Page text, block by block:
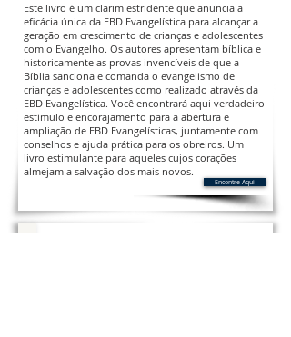
Este livro é um clarim estridente que anuncia a
eficácia única da EBD Evangelística para alcançar a
geração em crescimento de crianças e adolescentes
com o Evangelho. Os autores apresentam bíblica e
historicamente as provas invencíveis de que a
Bíblia sanciona e comanda o evangelismo de
crianças e adolescentes como realizado através da
EBD Evangelística. Você encontrará aqui verdadeiro
estímulo e encorajamento para a abertura e
ampliação de EBD Evangelísticas, juntamente com
conselhos e ajuda prática para os obreiros. Um
livro estimulante para aqueles cujos corações
almejam a salvação dos mais novos.
Encontre Aqui